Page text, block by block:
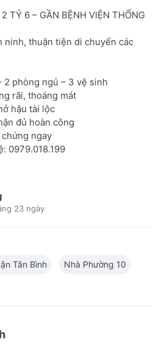
TỶ 6 – GẦN BỆNH VIỆN THỐNG
ninh, thuận tiện di chuyển các
2 phòng ngủ – 3 vệ sinh
rãi, thoáng mát
hậu tài lộc
đủ hoàn công
ngay
0979.018.199
23 ngày
Tân Bình Nhà Phường 10